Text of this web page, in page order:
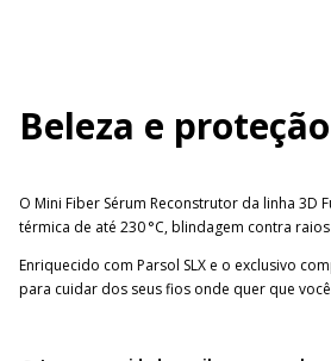
Beleza e
O Mini Fiber Sérum Reconstrutor da linha
térmica de até 230 °C, blindagem contra
Enriquecido com Parsol SLX e o exclusivo
para cuidar dos seus fios onde quer que